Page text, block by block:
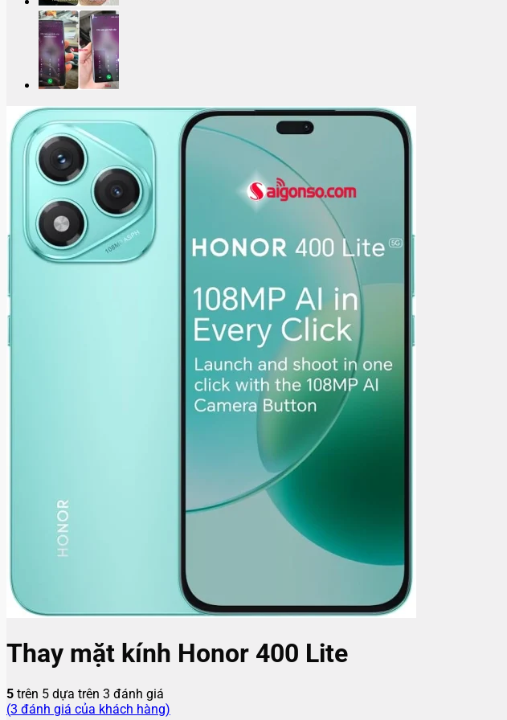
Thay mặt kính Honor 400 Lite
5 trên 5 dựa trên 3 đánh giá
(3 đánh giá của khách hàng)